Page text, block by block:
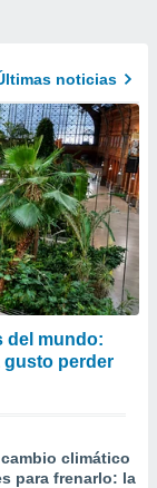
noticias
del mundo:
gusto perder
climático
para frenarlo: la